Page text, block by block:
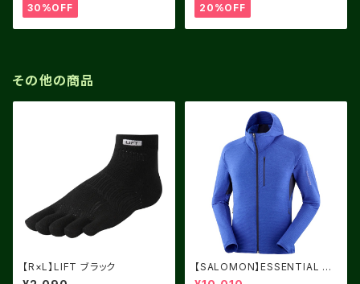
30%OFF 20%OFF
その他の商品
【R×L】LIFT ブラック
【SALOMON】ESSENTIAL LI
GHT WARM フード付 Surf Th